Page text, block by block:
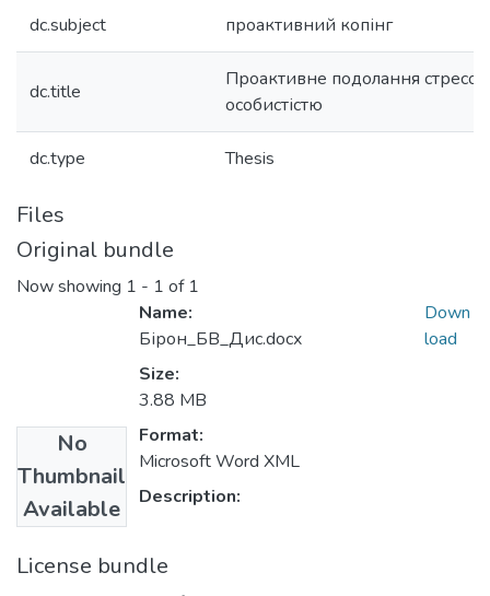
dc.subject проактивний копінг
dc.title
Проактивне подолання
особистістю
dc.type Thesis
Files
Original bundle
Now showing 1 - 1 of 1
No
Thumbnail
Available
Name:
Бірон_БВ_Дис.docx
Size:
3.88 MB
Format:
Microsoft Word XML
Description:
Down
load
License bundle